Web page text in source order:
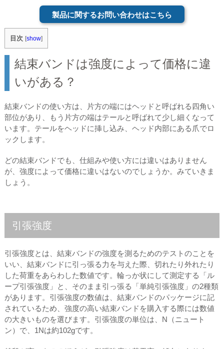
製品に関するお問い合わせはこちら
目次 [show]
結束バンドは強度によって価格に違
いがある？
結束バンドの使い方は、片方の端にはヘッドと呼ばれる四角い
部位があり、もう片方の端はテールと呼ばれて少し細くなって
います。テールをヘッドに挿し込み、ヘッド内部にある爪でロ
ックします。
どの結束バンドでも、仕組みや使い方には違いはありません
が、強度によって価格に違いはないのでしょうか。みていきま
しょう。
引張強度
引張強度とは、結束バンドの強度を測るためのテストのことを
いい、結束バンドに引っ張る力を与えた際、切れたり外れたり
した荷重をあらわした数値です。輪っか状にして測定する「ル
ープ引張強度」と、そのまま引っ張る「単純引張強度」の2種類
があります。引張強度の数値は、結束バンドのパッケージに記
されているため、強度の高い結束バンドを購入する際には数値
の大きいものを選びます。引張強度の単位は、N（ニュート
ン）で、1Nは約102gです。